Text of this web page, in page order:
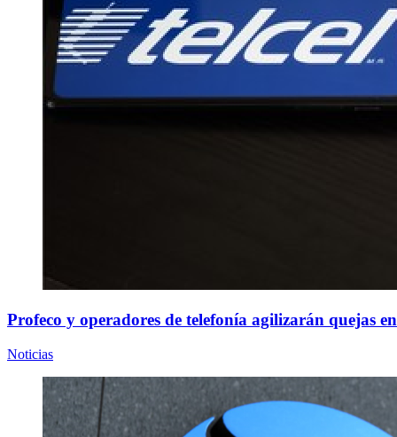
Profeco y operadores de telefonía agilizarán quejas
Noticias